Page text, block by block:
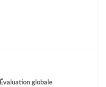
Évaluation globale